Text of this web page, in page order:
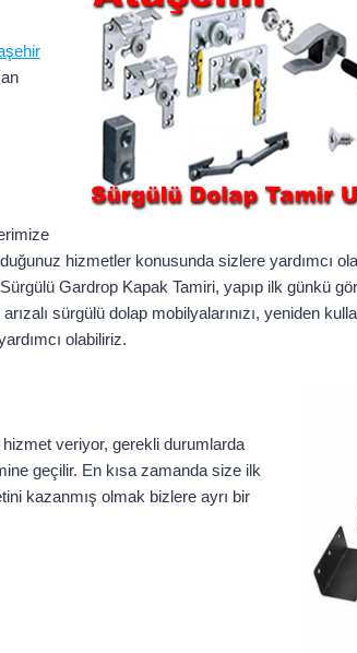
hizmetler konusunda sizlere yardımcı
Gardrop Kapak Tamiri, yapıp ilk günkü
sürgülü dolap mobilyalarınızı, yeniden
olabiliriz.
veriyor, gerekli durumlarda
geçilir. En kısa zamanda size ilk
kazanmış olmak bizlere ayrı bir